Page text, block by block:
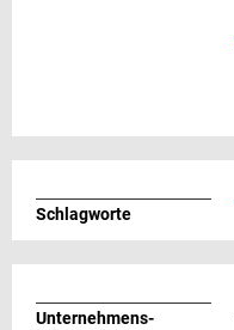
Schlagworte
Unternehmens­